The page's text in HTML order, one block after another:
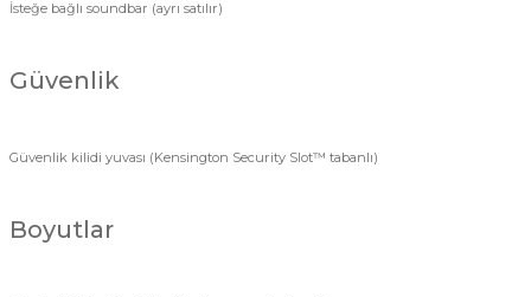
İsteğe bağlı soundbar (ayrı satılır)
Güvenlik
Güvenlik kilidi yuvası (Kensington Security Slot™ tabanlı)
Boyutlar